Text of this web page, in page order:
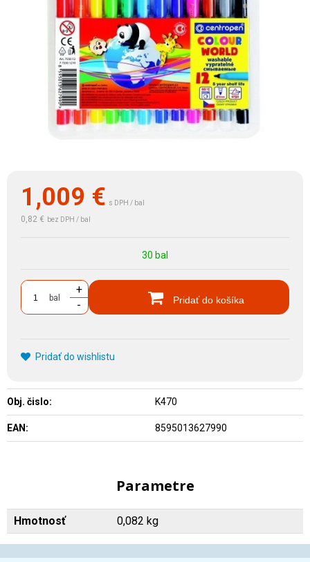
1,009 € s DPH / bal
0,82 € bez DPH / bal
30 bal
bal
+
-
Pridať do košíka
Pridať do wishlistu
Obj. čislo: K470
EAN: 8595013627990
Parametre
Hmotnosť 0,082 kg